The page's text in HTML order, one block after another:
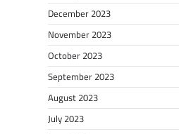
December 2023
November 2023
October 2023
September 2023
August 2023
July 2023